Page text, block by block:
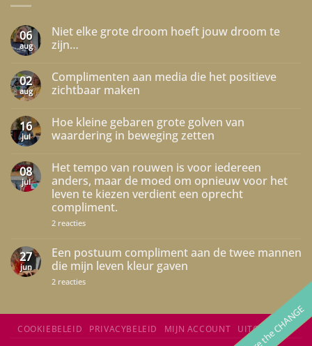
06
aug
Niet elke grote droom hoeft jouw droom te
zijn…
op
Niet
elke
hoeft
jouw
droom
02
aug
Complimenten aan media die het positieve
zichtbaar maken
op
Complimenten
aan
het
positieve
zichtbaar
maken
16
jul
Hoe kleine gebaren grote golven van
waardering in beweging zetten
op
Hoe
kleine
gebaren
grote
golven
van
beweging
zetten
08
jul
Het tempo van rouwen is voor iedereen
anders, maar de moed om opnieuw voor het
leven te kiezen verdient een oprecht
compliment.
2 reactiesop
van
rouwen
is
iedereen
de
om
27
jun
Een postuum compliment aan de twee mannen
die mijn leven kleur gaven
2 reactiesop
aan
de
twee
COOKIEBELEID PRIVACYBELEID MIJN ACCOUNT UITCHECKEN